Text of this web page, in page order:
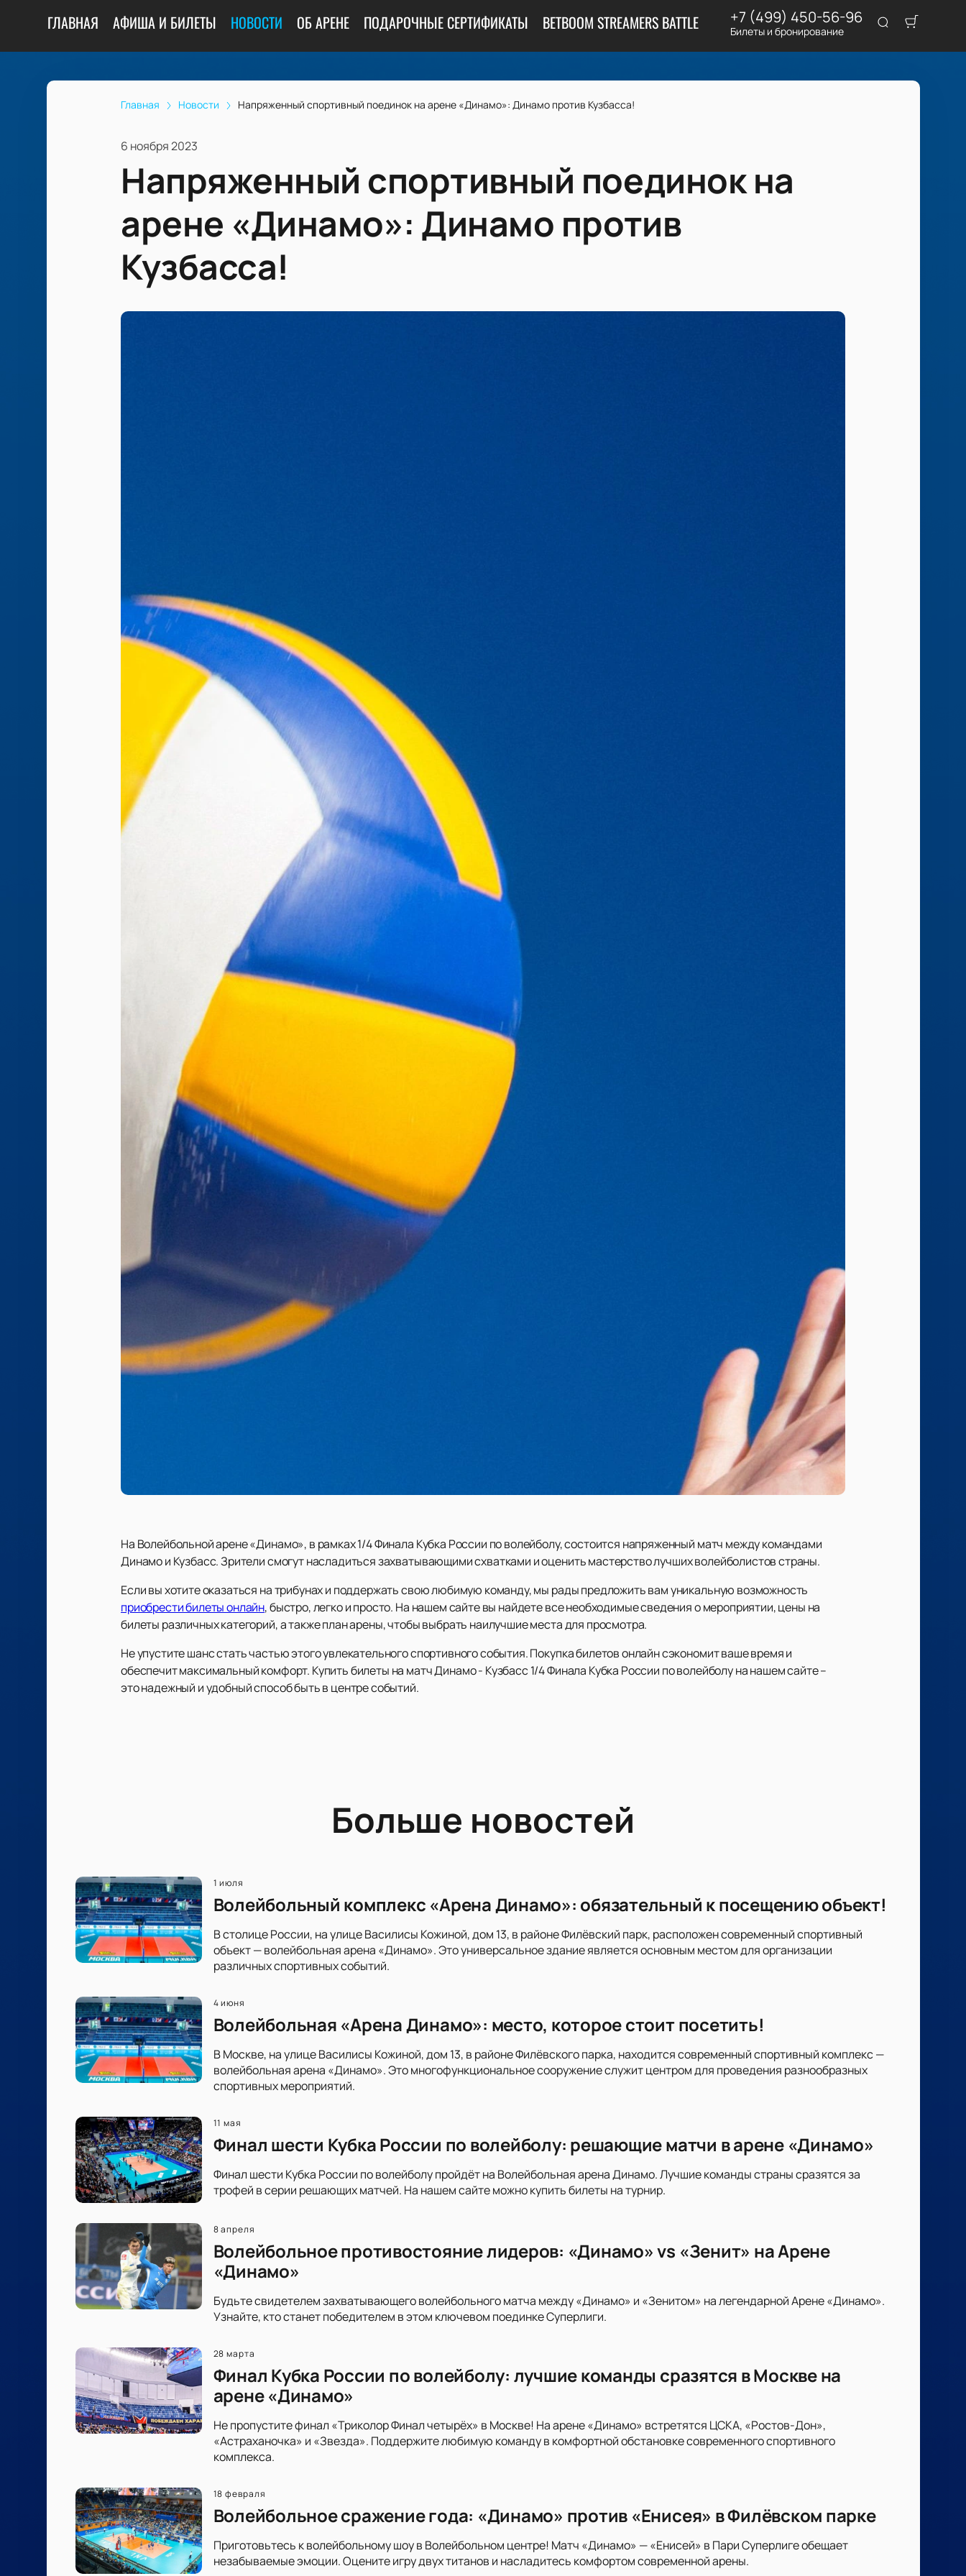
ГЛАВНАЯ АФИША И БИЛЕТЫ НОВОСТИ ОБ АРЕНЕ ПОДАРОЧНЫЕ СЕРТИФИКАТЫ BETBOOM STREAMERS BATTLE +7 (499) 450-56-96
Билеты и бронирование
Главная Новости Напряженный спортивный поединок на арене «Динамо»: Динамо против Кузбасса!
6 ноября 2023
Напряженный спортивный поединок на
арене «Динамо»: Динамо против
Кузбасса!
На Волейбольной арене «Динамо», в рамках 1/4 Финала Кубка России по волейболу, состоится напряженный матч между командами
Динамо и Кузбасс. Зрители смогут насладиться захватывающими схватками и оценить мастерство лучших волейболистов страны.
Если вы хотите оказаться на трибунах и поддержать свою любимую команду, мы рады предложить вам уникальную возможность
приобрести билеты онлайн, быстро, легко и просто. На нашем сайте вы найдете все необходимые сведения о мероприятии, цены на
билеты различных категорий, а также план арены, чтобы выбрать наилучшие места для просмотра.
Не упустите шанс стать частью этого увлекательного спортивного события. Покупка билетов онлайн сэкономит ваше время и
обеспечит максимальный комфорт. Купить билеты на матч Динамо - Кузбасс 1/4 Финала Кубка России по волейболу на нашем сайте –
это надежный и удобный способ быть в центре событий.
Больше новостей
1 июля
Волейбольный комплекс «Арена Динамо»: обязательный к посещению объект!
В столице России, на улице Василисы Кожиной, дом 13, в районе Филёвский парк, расположен современный спортивный
объект — волейбольная арена «Динамо». Это универсальное здание является основным местом для организации
различных спортивных событий.
4 июня
Волейбольная «Арена Динамо»: место, которое стоит посетить!
В Москве, на улице Василисы Кожиной, дом 13, в районе Филёвского парка, находится современный спортивный комплекс —
волейбольная арена «Динамо». Это многофункциональное сооружение служит центром для проведения разнообразных
спортивных мероприятий.
11 мая
Финал шести Кубка России по волейболу: решающие матчи в арене «Динамо»
Финал шести Кубка России по волейболу пройдёт на Волейбольная арена Динамо. Лучшие команды страны сразятся за
трофей в серии решающих матчей. На нашем сайте можно купить билеты на турнир.
8 апреля
Волейбольное противостояние лидеров: «Динамо» vs «Зенит» на Арене
«Динамо»
Будьте свидетелем захватывающего волейбольного матча между «Динамо» и «Зенитом» на легендарной Арене «Динамо».
Узнайте, кто станет победителем в этом ключевом поединке Суперлиги.
28 марта
Финал Кубка России по волейболу: лучшие команды сразятся в Москве на
арене «Динамо»
Не пропустите финал «Триколор Финал четырёх» в Москве! На арене «Динамо» встретятся ЦСКА, «Ростов-Дон»,
«Астраханочка» и «Звезда». Поддержите любимую команду в комфортной обстановке современного спортивного
комплекса.
18 февраля
Волейбольное сражение года: «Динамо» против «Енисея» в Филёвском парке
Приготовьтесь к волейбольному шоу в Волейбольном центре! Матч «Динамо» — «Енисей» в Пари Суперлиге обещает
незабываемые эмоции. Оцените игру двух титанов и насладитесь комфортом современной арены.